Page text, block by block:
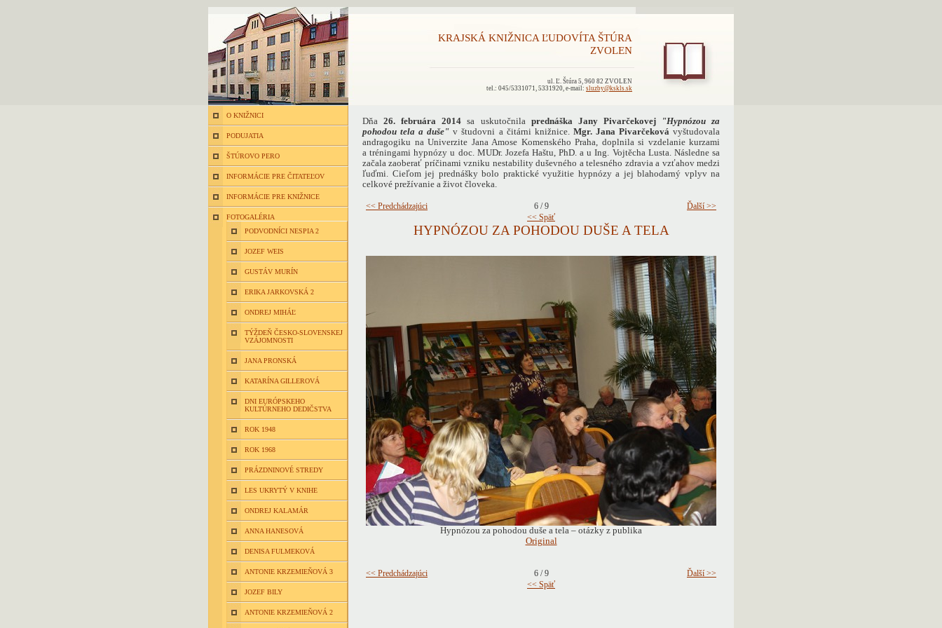
KRAJSKÁ KNIŽNICA ĽUDOVÍTA ŠTÚRA
ZVOLEN
ul. Ľ. Štúra 5, 960 82 ZVOLEN
tel.: 045/5331071, 5331920, e-mail: sluzby@kskls.sk
O KNIŽNICI
PODUJATIA
ŠTÚROVO PERO
INFORMÁCIE PRE ČITATEĽOV
INFORMÁCIE PRE KNIŽNICE
FOTOGALÉRIA
PODVODNÍCI NESPIA 2
JOZEF WEIS
GUSTÁV MURÍN
ERIKA JARKOVSKÁ 2
ONDREJ MIHÁĽ
TÝŽDEŇ ČESKO-SLOVENSKEJ
VZÁJOMNOSTI
JANA PRONSKÁ
KATARÍNA GILLEROVÁ
DNI EURÓPSKEHO
KULTÚRNEHO DEDIČSTVA
ROK 1948
ROK 1968
PRÁZDNINOVÉ STREDY
LES UKRYTÝ V KNIHE
ONDREJ KALAMÁR
ANNA HANESOVÁ
DENISA FULMEKOVÁ
ANTONIE KRZEMIEŇOVÁ 3
JOZEF BILY
ANTONIE KRZEMIEŇOVÁ 2
Dňa26. februára 2014 sa uskutočnila prednáška Jany Pivarčekovej
"Hypnózou za
pohodou tela a duše" v študovni a čitárni knižnice. Mgr. Jana Pivarčekovávyštudovala
andragogiku na Univerzite Jana Amose Komenského Praha, doplnila si vzdelanie kurzami
a tréningami hypnózy u doc. MUDr. Jozefa Haštu, PhD. a u Ing. Vojtěcha Lusta. Následne sa
začala zaoberať príčinami vzniku nestability duševného a telesného zdravia a vzťahov medzi
ľuďmi. Cieľom jej prednášky bolo praktické využitie hypnózy a jej blahodarný vplyv na
celkové prežívanie a život človeka.
<< Predchádzajúci 6 / 9
Ďalší >>
<< Späť
HYPNÓZOU ZA POHODOU DUŠE A TELA
Hypnózou za pohodou duše a tela – otázky z publika
Original
<< Predchádzajúci 6 / 9
Ďalší >>
<< Späť